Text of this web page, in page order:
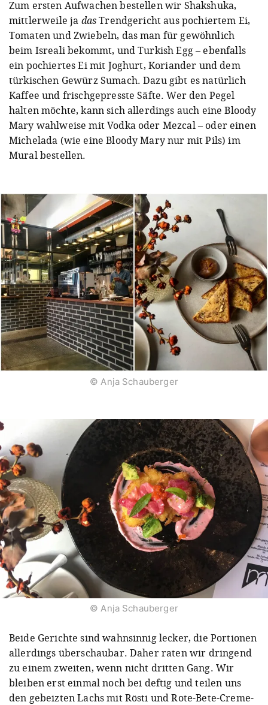
Zum ersten Aufwachen bestellen wir Shakshuka,
mittlerweile ja dasTrendgericht aus pochiertem Ei,
Tomaten und Zwiebeln, das man für gewöhnlich
beim Isreali bekommt, und Turkish Egg – ebenfalls
ein pochiertes Ei mit Joghurt, Koriander und dem
türkischen Gewürz Sumach. Dazu gibt es natürlich
Kaffee und frischgepresste Säfte. Wer den Pegel
halten möchte, kann sich allerdings auch eine Bloody
Mary wahlweise mit Vodka oder Mezcal – oder einen
Michelada (wie eine Bloody Mary nur mit Pils) im
Mural bestellen.
© Anja Schauberger
© Anja Schauberger
Beide Gerichte sind wahnsinnig lecker, die Portionen
allerdings überschaubar. Daher raten wir dringend
zu einem zweiten, wenn nicht dritten Gang. Wir
bleiben erst einmal noch bei deftig und teilen uns
den gebeizten Lachs mit Rösti und Rote-Bete-Creme-